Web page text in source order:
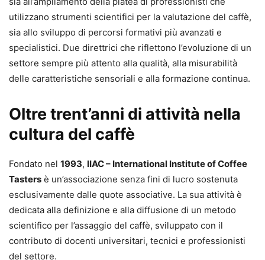
utilizzano strumenti scientifici per la valutazione del caffè,
sia allo sviluppo di percorsi formativi più avanzati e
specialistici. Due direttrici che riflettono l’evoluzione di un
settore sempre più attento alla qualità, alla misurabilità
delle caratteristiche sensoriali e alla formazione continua.
Oltre trent’anni di attività nella
cultura del caffè
Fondato nel 1993, IIAC – International Institute of Coffee
Tasters è un’associazione senza fini di lucro sostenuta
esclusivamente dalle quote associative. La sua attività è
dedicata alla definizione e alla diffusione di un metodo
scientifico per l’assaggio del caffè, sviluppato con il
contributo di docenti universitari, tecnici e professionisti
del settore.